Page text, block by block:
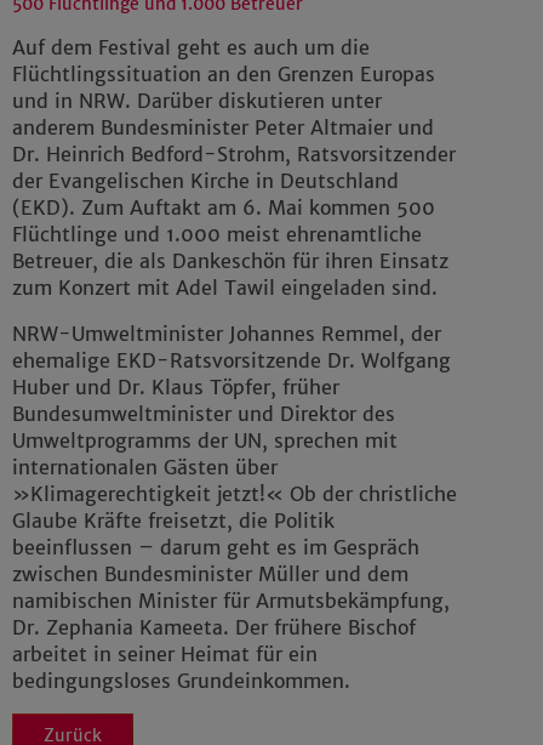
Auf dem Festival geht es auch um die
Flüchtlingssituation an den Grenzen Europas
und in NRW. Darüber diskutieren unter
anderem Bundesminister Peter Altmaier und
Dr. Heinrich Bedford-Strohm, Ratsvorsitzender
der Evangelischen Kirche in Deutschland
(EKD). Zum Auftakt am 6. Mai kommen 500
Flüchtlinge und 1.000 meist ehrenamtliche
Betreuer, die als Dankeschön für ihren Einsatz
zum Konzert mit Adel Tawil eingeladen sind.
NRW-Umweltminister Johannes Remmel, der
ehemalige EKD-Ratsvorsitzende Dr. Wolfgang
Huber und Dr. Klaus Töpfer, früher
Bundesumweltminister und Direktor des
Umweltprogramms der UN, sprechen mit
internationalen Gästen über
»Klimagerechtigkeit jetzt!« Ob der christliche
Glaube Kräfte freisetzt, die Politik
beeinflussen – darum geht es im Gespräch
zwischen Bundesminister Müller und dem
namibischen Minister für Armutsbekämpfung,
Dr. Zephania Kameeta. Der frühere Bischof
arbeitet in seiner Heimat für ein
bedingungsloses Grundeinkommen.
Zurück
Impressum|Datenschutz